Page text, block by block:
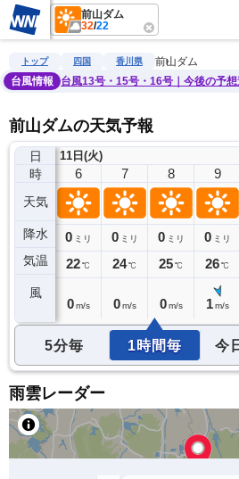
前山ダム
32/22
雨雲レーダー 台風情報 地震情報
トップ 四国 香川県
前山ダム
台風情報
台風13号・15号・16号｜今後の予
前山ダムの天気予報
日
時
天気
降水
気温
風
11日(火)
5
0ミリ
22℃
6
0 ミリ
22℃
0 m/s
7
0 ミリ
24℃
0 m/s
8
0 ミリ
25℃
0 m/s
9
0 ミリ
26℃
1 m/s
5分毎 1時間毎 今
雨雲レーダー